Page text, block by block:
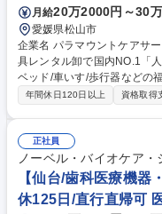
月給20万2000円～30
愛媛県松山市
企業名 パラマウントケアサービス株式会社 求人
具レンタル卸で国内NO.1「人の生き
ベッド/車いす/歩行器などの
ルする際の事務作業全般を
介在価値の高い仕事です。そ
とで周りの人をサポート・
です。ルーチンワークの中
仕事の面白みでもあります
場合かつ職種転換された場合は当社業務全
年間休日120日以上 資格取得
正社員
ノーベル・バイオケア・
【仙台/歯科医療機器
休125日/直行直帰可